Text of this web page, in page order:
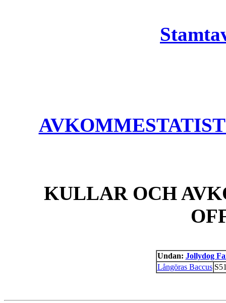
KULLAR OCH
Undan: Jollydog
Långöras Baccus